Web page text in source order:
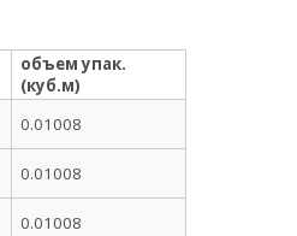
объем упак.
(куб.м)
0.01008
0.01008
0.01008